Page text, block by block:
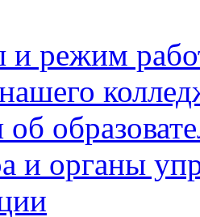
и режим
и органы